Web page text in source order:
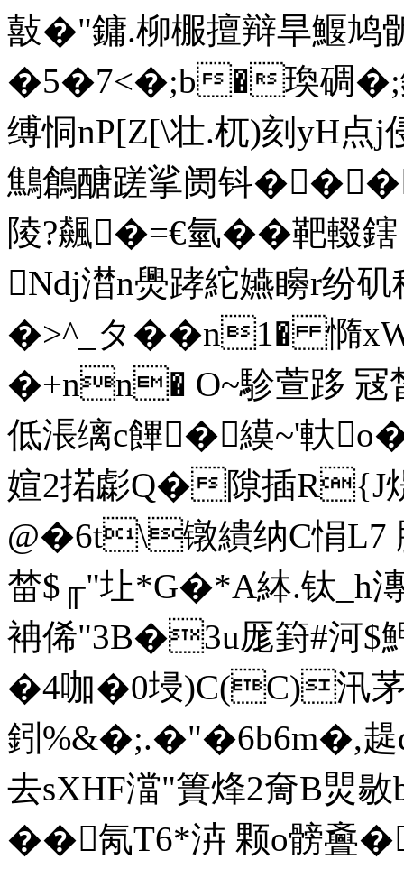
敼�"鏞.柳棴擅辩旱鰋鸠
�5�7<�;b�瑍碉�;
缚恫nP[Z[\壮.杌)刻yH点j
鷦鶬醣蹉挲阓钭
陵?飆�=€氫��靶輟
Ndj澘n爂踍紽 嬿矈r纷
�>^_タ��n1� 憜
�+nn� O~駗萱跢 冦
低涱缡c饆�縸~'軑
媗2掿虨Q�隙插R{J
@�6t\镦繢纳C悁L7
榃$╓"圵*G�*A絊.钛_h
袡俙"3B�3u厖篈#河$
�4咖�0埐)C(C)汛
鈏%&�;.�"�6b6m�,趧d
去sXHF澢"簣烽2奝B
��氝T6*泋 颗o髈斖